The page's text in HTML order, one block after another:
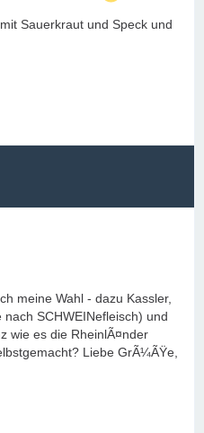
Sauerkraut und Speck und
meine Wahl - dazu Kassler,
SCHWEINefleisch) und
wie es die RheinlÃ¤nder
Liebe GrÃ¼ÃŸe,